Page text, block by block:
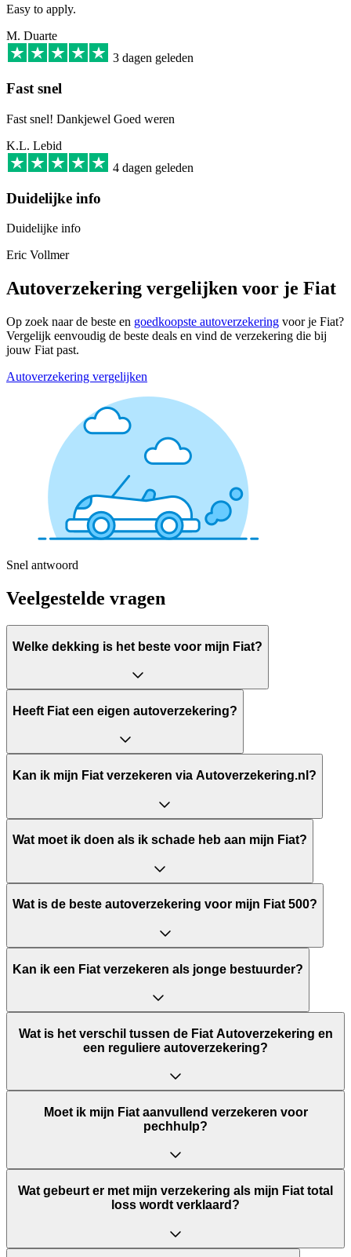
Easy to apply.
M. Duarte
3 dagen geleden
Fast snel
Fast snel! Dankjewel Goed weren
K.L. Lebid
4 dagen geleden
Duidelijke info
Duidelijke info
Eric Vollmer
Autoverzekering vergelijken voor je Fiat
Op zoek naar de beste en goedkoopste autoverzekering voor je Fiat?
Vergelijk eenvoudig de beste deals en vind de verzekering die bij
jouw Fiat past.
Autoverzekering vergelijken
Snel antwoord
Veelgestelde vragen
Welke dekking is het beste voor mijn Fiat?
Heeft Fiat een eigen autoverzekering?
Kan ik mijn Fiat verzekeren via Autoverzekering.nl?
Wat moet ik doen als ik schade heb aan mijn Fiat?
Wat is de beste autoverzekering voor mijn Fiat 500?
Kan ik een Fiat verzekeren als jonge bestuurder?
Wat is het verschil tussen de Fiat Autoverzekering en
een reguliere autoverzekering?
Moet ik mijn Fiat aanvullend verzekeren voor
pechhulp?
Wat gebeurt er met mijn verzekering als mijn Fiat total
loss wordt verklaard?